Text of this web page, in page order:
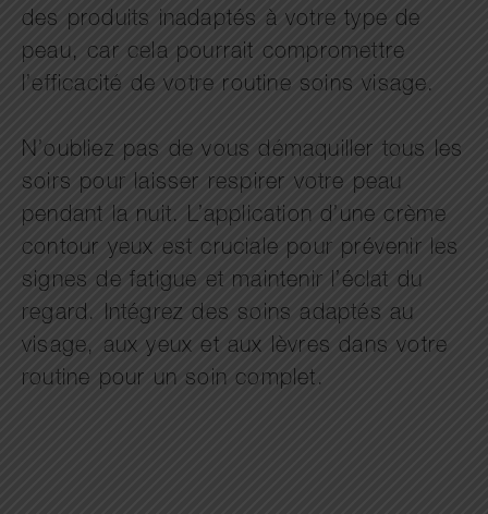
des produits inadaptés à votre type de
peau, car cela pourrait compromettre
l’efficacité de votre routine soins visage.
N’oubliez pas de vous démaquiller tous les
soirs pour laisser respirer votre peau
pendant la nuit. L’application d’une crème
contour yeux est cruciale pour prévenir les
signes de fatigue et maintenir l’éclat du
regard. Intégrez des soins adaptés au
visage, aux yeux et aux lèvres dans votre
routine pour un soin complet.